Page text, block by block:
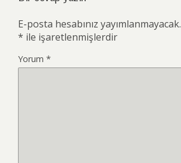
E-posta hesabınız yayımlanmayacak.
* ile işaretlenmişlerdir
Yorum *